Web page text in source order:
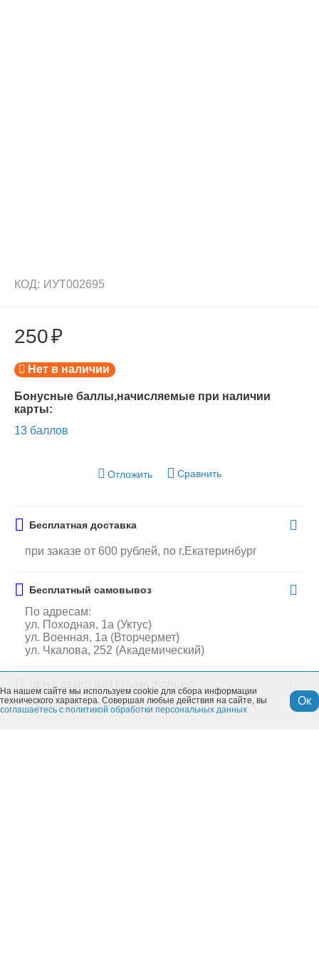
КОД: ИУТ002695
250₽
Нет в наличии
Бонусные баллы,начисляемые при наличии
карты:
13 баллов
Отложить Сравнить
Бесплатная доставка
при заказе от 600 рублей, по г.Екатеринбург
Бесплатный самовывоз
По адресам:
ул. Походная, 1а (Уктус)
ул. Военная, 1а (Вторчермет)
ул. Чкалова, 252 (Академический)
ЦЕНА ДЕЙСТВИТЕЛЬНА ТОЛЬКО
при заказе в интернет-магазине
На нашем сайте мы используем cookie для сбора информации
технического характера. Совершая любые действия на сайте, вы
соглашаетесь с политикой обработки персональных данных
Ок